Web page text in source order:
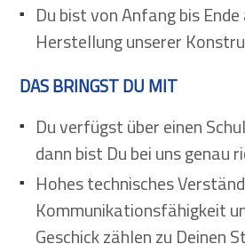
Du bist von Anfang bis Ende
Herstellung unserer
DAS BRINGST DU MIT
Du verfügst über einen
dann bist Du bei uns genau
Hohes technisches
Kommunikationsfähigkeit
Geschick zählen zu Deinen